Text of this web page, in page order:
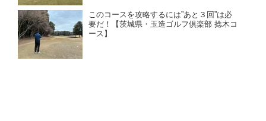
このコースを攻略するには”あと３回”は必
要だ！【茨城県・玉造ゴルフ倶楽部 捻木コ
ース】